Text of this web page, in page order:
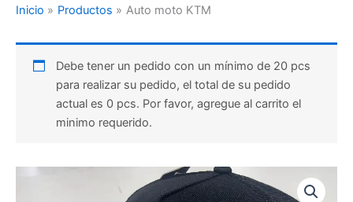
Inicio Productos Auto moto KTM
Debe tener un pedido con un mínimo de 20 pcs
para realizar su pedido, el total de su pedido
actual es 0 pcs. Por favor, agregue al carrito el
minimo requerido.